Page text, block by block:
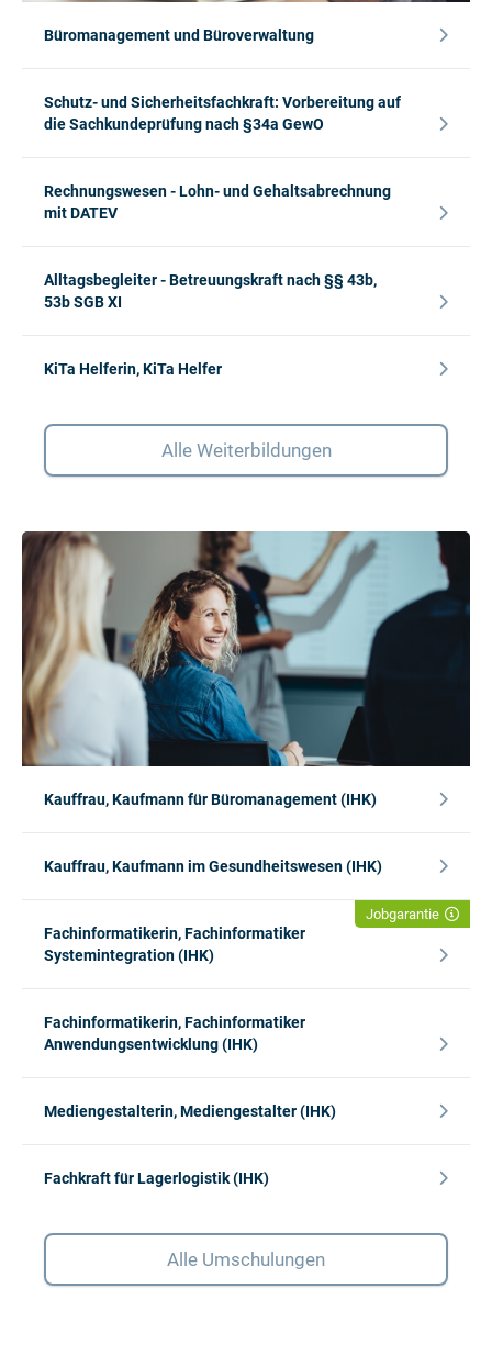
Büromanagement und Büroverwaltung
Schutz- und Sicherheitsfachkraft: Vorbereitung auf
die Sachkundeprüfung nach §34a GewO
Rechnungswesen - Lohn- und Gehaltsabrechnung
mit DATEV
Alltagsbegleiter - Betreuungskraft nach §§ 43b,
53b SGB XI
KiTa Helferin, KiTa Helfer
Alle Weiterbildungen
Kauffrau, Kaufmann für Büromanagement (IHK)
Kauffrau, Kaufmann im Gesundheitswesen (IHK)
Jobgarantie
Fachinformatikerin, Fachinformatiker
Systemintegration (IHK)
Fachinformatikerin, Fachinformatiker
Anwendungsentwicklung (IHK)
Mediengestalterin, Mediengestalter (IHK)
Fachkraft für Lagerlogistik (IHK)
Alle Umschulungen